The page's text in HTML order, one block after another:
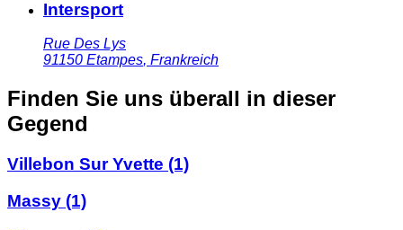
Intersport
Rue Des Lys
91150 Etampes, Frankreich
Finden Sie uns überall in dieser
Gegend
Villebon Sur Yvette (1)
Massy (1)